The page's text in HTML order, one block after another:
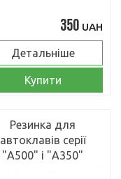
350 UAH
Детальніше
Купити
Резинка для
автоклавів серії
"А500" і "А350"